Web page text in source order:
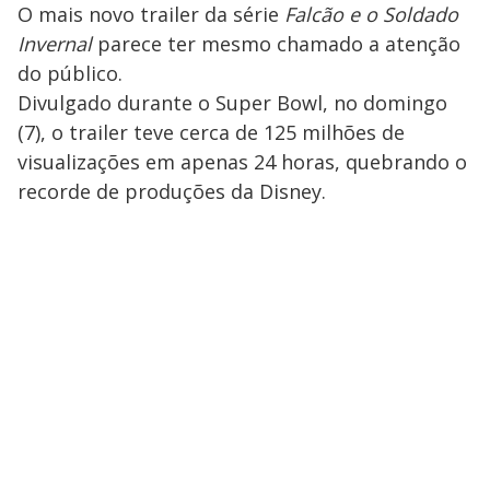
O mais novo trailer da série Falcão e o Soldado
Invernalparece ter mesmo chamado a atenção
do público.
Divulgado durante o Super Bowl, no domingo
(7), o trailer teve cerca de 125 milhões de
visualizações em apenas 24 horas, quebrando o
recorde de produções da Disney.